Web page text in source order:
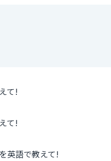
て!
て!
英語で教えて!